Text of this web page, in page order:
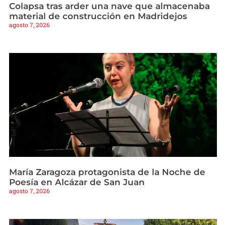
Colapsa tras arder una nave que almacenaba
material de construcción en Madridejos
agosto 7, 2026
María Zaragoza protagonista de la Noche de
Poesía en Alcázar de San Juan
agosto 7, 2026